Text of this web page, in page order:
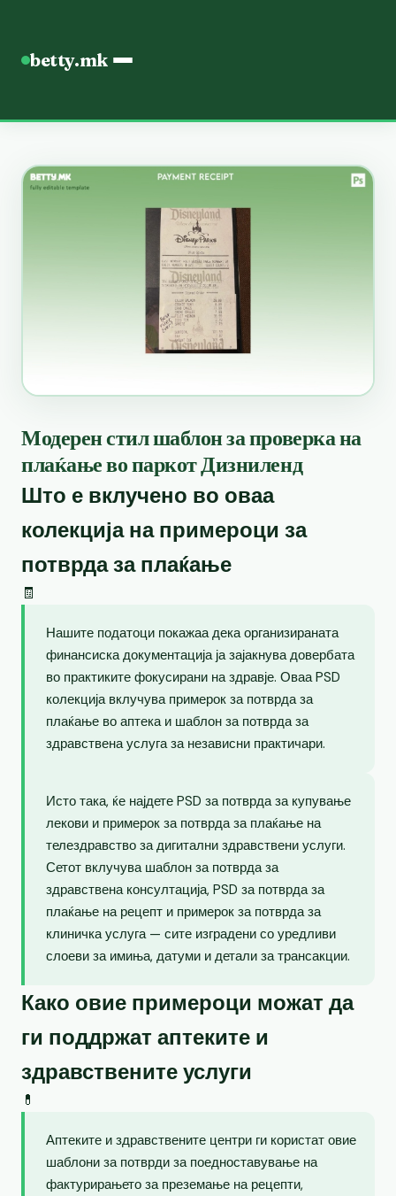
betty.mk
Модерен стил шаблон за проверка на
плаќање во паркот Дизниленд
Што е вклучено во оваа
колекција на примероци за
потврда за плаќање
🧾
Нашите податоци покажаа дека организираната
финансиска документација ја зајакнува довербата
во практиките фокусирани на здравје. Оваа PSD
колекција вклучува примерок за потврда за
плаќање во аптека и шаблон за потврда за
здравствена услуга за независни практичари.
Исто така, ќе најдете PSD за потврда за купување
лекови и примерок за потврда за плаќање на
телездравство за дигитални здравствени услуги.
Сетот вклучува шаблон за потврда за
здравствена консултација, PSD за потврда за
плаќање на рецепт и примерок за потврда за
клиничка услуга — сите изградени со уредливи
слоеви за имиња, датуми и детали за трансакции.
Како овие примероци можат да
ги поддржат аптеките и
здравствените услуги
💊
Аптеките и здравствените центри ги користат овие
шаблони за потврди за поедноставување на
фактурирањето за преземање на рецепти,